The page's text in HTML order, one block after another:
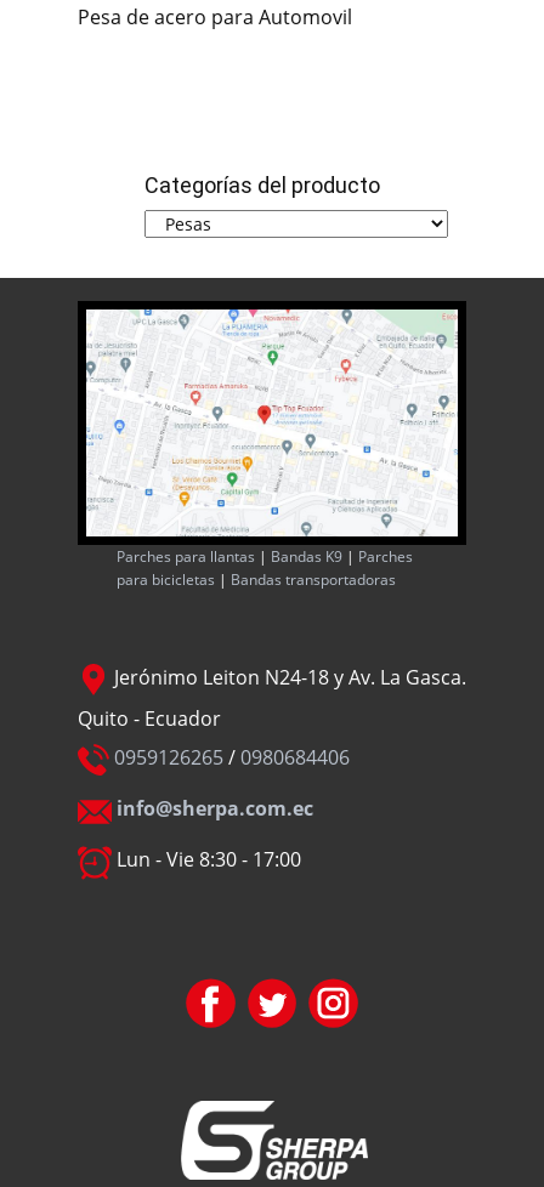
Pesa de acero para Automovil
Categorías del producto
Parches para llantas | Bandas K9 | Parches
para bicicletas | Bandas transportadoras
Jerónimo Leiton N24-18 y Av. La Gasca.
Quito - Ecuador
0959126265/0980684406
info@sherpa.com.ec
Lun - Vie 8:30 - 17:00